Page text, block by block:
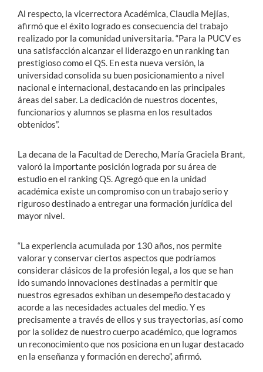
Al respecto, la vicerrectora Académica, Claudia Mejías,
afirmó que el éxito logrado es consecuencia del trabajo
realizado por la comunidad universitaria. “Para la PUCV es
una satisfacción alcanzar el liderazgo en un ranking tan
prestigioso como el QS. En esta nueva versión, la
universidad consolida su buen posicionamiento a nivel
nacional e internacional, destacando en las principales
áreas del saber. La dedicación de nuestros docentes,
funcionarios y alumnos se plasma en los resultados
obtenidos”.
La decana de la Facultad de Derecho, María Graciela Brant,
valoró la importante posición lograda por su área de
estudio en el ranking QS. Agregó que en la unidad
académica existe un compromiso con un trabajo serio y
riguroso destinado a entregar una formación jurídica del
mayor nivel.
“La experiencia acumulada por 130 años, nos permite
valorar y conservar ciertos aspectos que podríamos
considerar clásicos de la profesión legal, a los que se han
ido sumando innovaciones destinadas a permitir que
nuestros egresados exhiban un desempeño destacado y
acorde a las necesidades actuales del medio. Y es
precisamente a través de ellos y sus trayectorias, así como
por la solidez de nuestro cuerpo académico, que logramos
un reconocimiento que nos posiciona en un lugar destacado
en la enseñanza y formación en derecho”, afirmó.